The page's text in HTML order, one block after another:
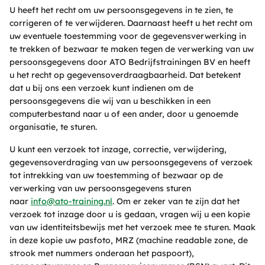
U heeft het recht om uw persoonsgegevens in te zien, te
corrigeren of te verwijderen. Daarnaast heeft u het recht om
uw eventuele toestemming voor de gegevensverwerking in
te trekken of bezwaar te maken tegen de verwerking van uw
persoonsgegevens door ATO Bedrijfstrainingen BV en heeft
u het recht op gegevensoverdraagbaarheid. Dat betekent
dat u bij ons een verzoek kunt indienen om de
persoonsgegevens die wij van u beschikken in een
computerbestand naar u of een ander, door u genoemde
organisatie, te sturen.
U kunt een verzoek tot inzage, correctie, verwijdering,
gegevensoverdraging van uw persoonsgegevens of verzoek
tot intrekking van uw toestemming of bezwaar op de
verwerking van uw persoonsgegevens sturen
naar info@ato-training.nl. Om er zeker van te zijn dat het
verzoek tot inzage door u is gedaan, vragen wij u een kopie
van uw identiteitsbewijs met het verzoek mee te sturen. Maak
in deze kopie uw pasfoto, MRZ (machine readable zone, de
strook met nummers onderaan het paspoort),